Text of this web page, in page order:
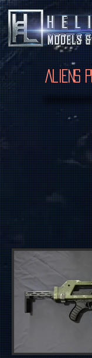
Aliens